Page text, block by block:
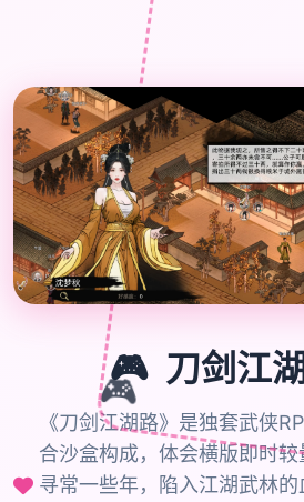
🎮
🎮 刀剑江
《刀剑江湖路》是独套武侠
合沙盒构成，体会横版即时
寻常一些年，陷入江湖武林